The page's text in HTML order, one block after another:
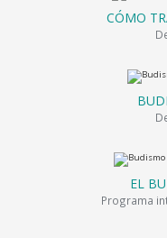
CÓMO
EL
Programa